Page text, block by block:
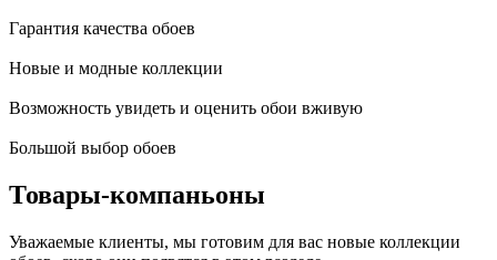
Гарантия качества обоев
Новые и модные коллекции
Возможность увидеть и оценить обои вживую
Большой выбор обоев
Товары-компаньоны
Уважаемые клиенты, мы готовим для вас новые коллекции